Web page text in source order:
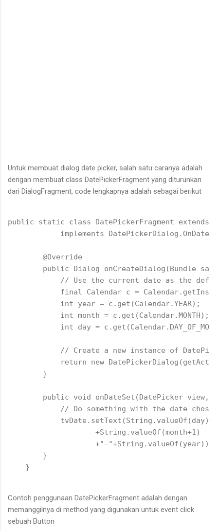
Untuk membuat dialog date picker, salah satu caranya adalah
dengan membuat class DatePickerFragment yang diturunkan
dari DialogFragment, code lengkapnya adalah sebagai berikut
public static class DatePickerFragment extends
implements
        @Override
public Dialog onCreateDialog(Bundle
// Use the current date as the
final Calendar c =
            int year = c.get(Calendar.YEAR);
            int month = c.get(Calendar.MONTH);
int day =
// Create a new instance of
return new
        }
public void onDateSet(DatePicker view,
// Do something with the date
                    +String.valueOf(month+1)
                    +"-"+String.valueOf(year));
        }
Contoh penggunaan DatePickerFragment adalah dengan
memanggilnya di method yang digunakan untuk event click
sebuah Button